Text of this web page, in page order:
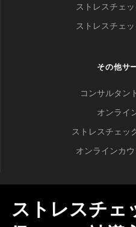
ストレスチェ
ストレスチェ
その他サ
コンサルタン
オンライ
ストレスチェッ
オンラインカ
ストレスチェ